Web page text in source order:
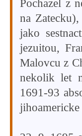
Pochazel z
na
jako
jezuitou,
Malovcu z
nekolik let
1691-93
jihoamericke